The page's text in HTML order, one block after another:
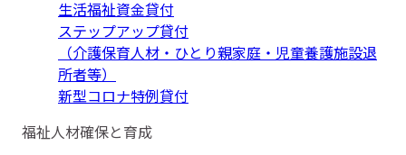
生活福祉資金貸付
ステップアップ貸付
（介護保育人材・ひとり親家庭・児童養護施設退
所者等）
新型コロナ特例貸付
福祉人材確保と育成